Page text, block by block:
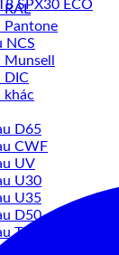
RAL
Pantone
NCS
Munsell
DIC
khác
D65
CWF
UV
U30
U35
D50
TL84
khác